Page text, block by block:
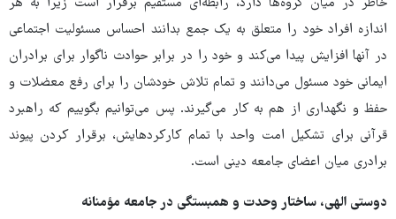
اندازه افراد خود را متعلق به یک جمع بدانند احساس مسئولیت اجتماعی
در آنها افزایش پیدا می‌کند و خود را در برابر حوادث ناگوار برای برادران
ایمانی خود مسئول می‌دانند و تمام تلاش خودشان را برای رفع معضلات و
حفظ و نگهداری از هم به کار می‌گیرند. پس می‌توانیم بگوییم که راهبرد
قرآنی برای تشکیل امت واحد با تمام کارکردهایش، برقرار کردن پیوند
برادری میان اعضای جامعه دینی است.
دوستی الهی، ساختار وحدت و همبستگی در جامعه مؤمنانه